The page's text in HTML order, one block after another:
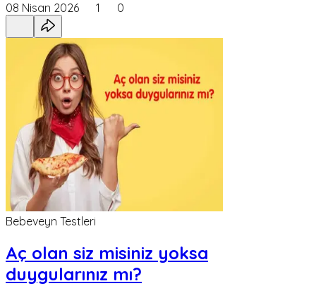
08 Nisan 2026 1 0
Bebeveyn Testleri
Aç olan siz misiniz yoksa
duygularınız mı?